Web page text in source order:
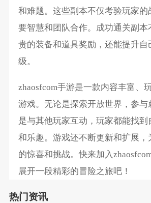
和难题。这些副本不仅考验玩家的
要智慧和团队合作。成功通关副本
贵的装备和道具奖励，还能提升自
级。
zhaosfcom手游是一款内容丰富、
游戏。无论是探索开放世界，参与
是与其他玩家互动，玩家都能找到
和乐趣。游戏还不断更新和扩展，
的惊喜和挑战。快来加入
展开一段精彩的冒险之旅吧！
热门资讯